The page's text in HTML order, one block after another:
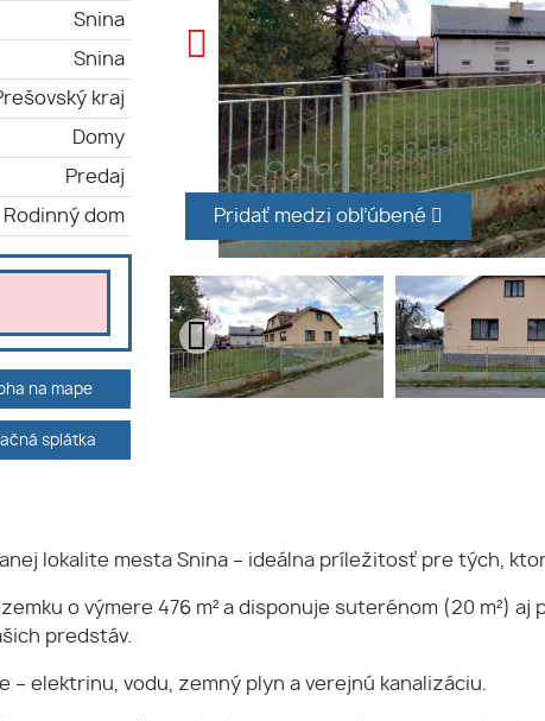
Snina
Snina
kraj
Domy
Predaj
Rodinný dom
na mape
splátka
Pridať medzi obľúbené
lokalite mesta Snina – ideálna príležitosť pre tých,
o výmere 476 m² a disponuje suterénom (20 m²)
predstáv.
elektrinu, vodu, zemný plyn a verejnú kanalizáciu.